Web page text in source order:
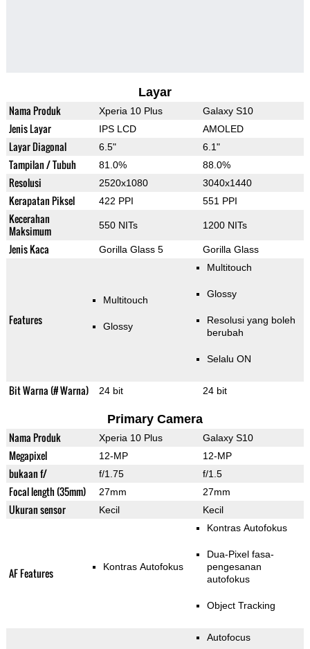
Layar
Nama Produk Xperia 10 Plus Galaxy S10
Jenis Layar IPS LCD AMOLED
Layar Diagonal 6.5" 6.1"
Tampilan / Tubuh 81.0% 88.0%
Resolusi 2520x1080 3040x1440
Kerapatan Piksel 422 PPI 551 PPI
Kecerahan
Maksimum
550 NITs 1200 NITs
Jenis Kaca Gorilla Glass 5 Gorilla Glass
Features
Multitouch
Glossy
Multitouch
Glossy
Resolusi yang boleh
berubah
Selalu ON
Bit Warna (# Warna) 24 bit 24 bit
Primary Camera
Nama Produk Xperia 10 Plus Galaxy S10
Megapixel 12-MP 12-MP
bukaan f/ f/1.75 f/1.5
Focal length (35mm) 27mm 27mm
Ukuran sensor Kecil Kecil
AF Features Kontras Autofokus
Kontras Autofokus
Dua-Pixel fasa-
pengesanan
autofokus
Object Tracking
Autofocus